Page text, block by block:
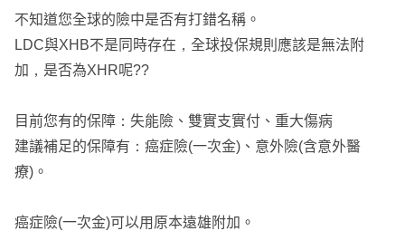
不知道您全球的險中是否有打錯名稱。
LDC與XHB不是同時存在，全球投保規則應該是無法附
加，是否為XHR呢??
目前您有的保障：失能險、雙實支實付、重大傷病
建議補足的保障有：癌症險(一次金)、意外險(含意外醫
療)。
癌症險(一次金)可以用原本遠雄附加。